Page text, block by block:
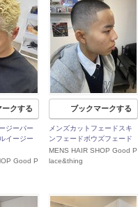
ークする
ジーパー
イージー
Good P
ブックマークする
メンズカットフェードスキ
ンフェードボウズフェード
MENS HAIR SHOP Good P
lace&thing